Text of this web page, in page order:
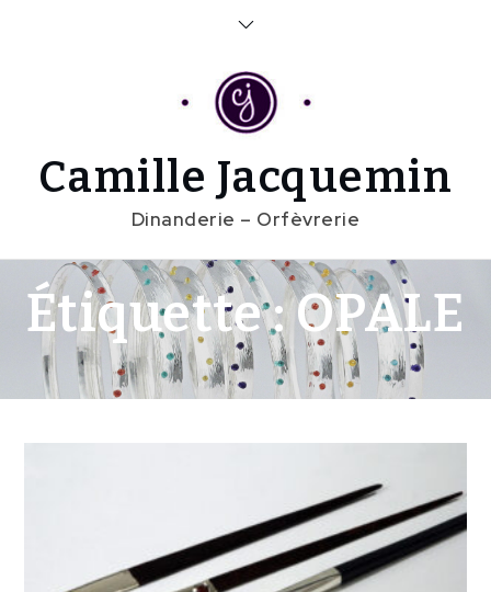
Camille Jacquemin
Dinanderie – Orfèvrerie
Étiquette :OPALE
Home
OPALE